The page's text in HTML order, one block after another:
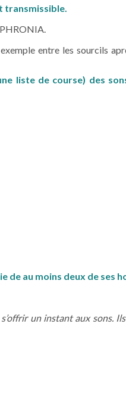
transmissible.
entre les sourcils
liste de course) des
de au moins deux de ses
un instant aux sons.